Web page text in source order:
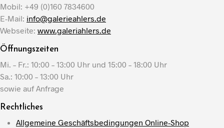
Mobil: +49 (0)160 7834600
E-Mail: info@galerieahlers.de
Webseite: www.galeriahlers.de
Öffnungszeiten
Mi. – Fr.: 10:00 – 13:00 Uhr und 15:00 – 18:00 Uhr
Sa.: 10:00 – 13:00 Uhr
sowie auf Anfrage
Rechtliches
Allgemeine Geschäftsbedingungen Online-Shop